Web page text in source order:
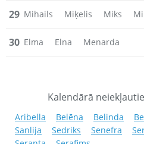
29 Mihails Miķelis Miks
30 Elma Elna Menarda
Kalendārā
Aribella Belēna Belinda
Sanlija
Sedriks Senefra